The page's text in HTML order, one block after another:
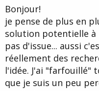
u
d
e
a
d
i
c
t
Bonjour!
je pense de plus en
solution potentielle à
pas d'issue... aussi
réellement des
l'idée. J'ai "farfouillé"
que je suis un peu